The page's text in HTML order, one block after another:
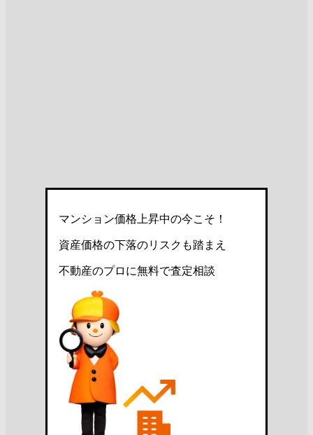
マンション価格上昇中の今こそ！
資産価格の下落のリスクも踏まえ
不動産のプロに無料で査定相談